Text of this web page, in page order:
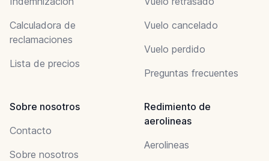
Calculadora de
reclamaciones
Lista de precios
Vuelo cancelado
Vuelo perdido
Preguntas frecuentes
Sobre nosotros
Contacto
Sobre nosotros
Redimiento de
aerolineas
Aerolineas